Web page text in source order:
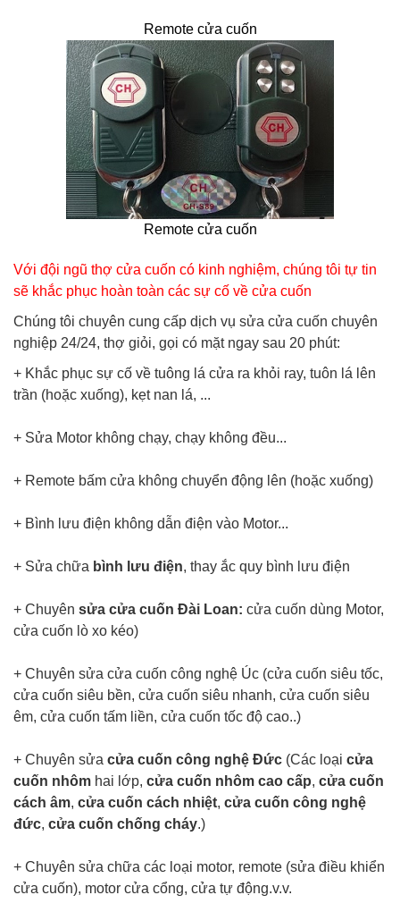
Remote cửa cuốn
Remote cửa cuốn
Với đội ngũ thợ cửa cuốn có kinh nghiệm, chúng tôi tự tin
sẽ khắc phục hoàn toàn các sự cố về cửa cuốn
Chúng tôi chuyên cung cấp dịch vụ sửa cửa cuốn chuyên
nghiệp 24/24, thợ giỏi, gọi có mặt ngay sau 20 phút:
+ Khắc phục sự cố về tuông lá cửa ra khỏi ray, tuôn lá lên
trần (hoặc xuống), kẹt nan lá, ...
+ Sửa Motor không chạy, chạy không đều...
+ Remote bấm cửa không chuyển động lên (hoặc xuống)
+ Bình lưu điện không dẫn điện vào Motor...
+ Sửa chữa bình lưu điện, thay ắc quy bình lưu điện
+ Chuyên sửa cửa cuốn Đài Loan: cửa cuốn dùng Motor,
cửa cuốn lò xo kéo)
+ Chuyên sửa cửa cuốn công nghệ Úc (cửa cuốn siêu tốc,
cửa cuốn siêu bền, cửa cuốn siêu nhanh, cửa cuốn siêu
êm, cửa cuốn tấm liền, cửa cuốn tốc độ cao..)
+ Chuyên sửa cửa cuốn công nghệ Đức (Các loại cửa
cuốn nhôm hai lớp, cửa cuốn nhôm cao cấp, cửa cuốn
cách âm, cửa cuốn cách nhiệt, cửa cuốn công nghệ
đức, cửa cuốn chống cháy.)
+ Chuyên sửa chữa các loại motor, remote (sửa điều khiển
cửa cuốn), motor cửa cổng, cửa tự động.v.v.